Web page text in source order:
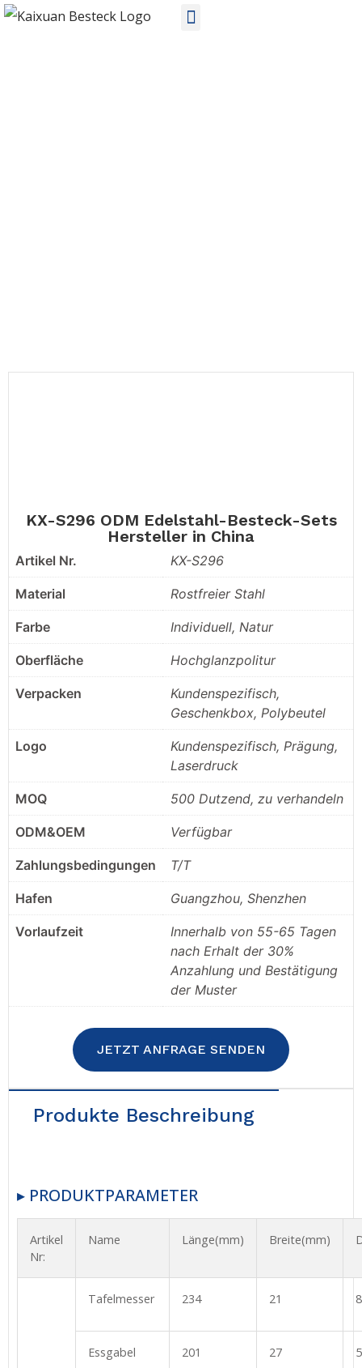
KX-S296 ODM Edelstahl-Besteck-Sets
Hersteller in China
Artikel Nr. KX-S296
Material Rostfreier Stahl
Farbe Individuell, Natur
Oberfläche Hochglanzpolitur
Verpacken
Kundenspezifisch,
Geschenkbox, Polybeutel
Logo
Kundenspezifisch, Prägung,
Laserdruck
MOQ 500 Dutzend, zu verhandeln
ODM&OEM Verfügbar
Zahlungsbedingungen T/T
Hafen Guangzhou, Shenzhen
Vorlaufzeit
Innerhalb von 55-65 Tagen
nach Erhalt der 30%
Anzahlung und Bestätigung
der Muster
JETZT ANFRAGE SENDEN
Produkte Beschreibung
▸ PRODUKTPARAMETER
Artikel
Nr:
Name Länge(mm) Breite(mm)
Tafelmesser 234 21
Essgabel 201 27 5